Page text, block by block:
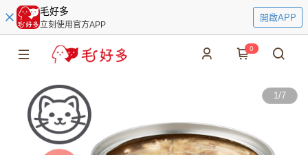
毛好多
立刻使用官方APP
開啟APP
0
1/7